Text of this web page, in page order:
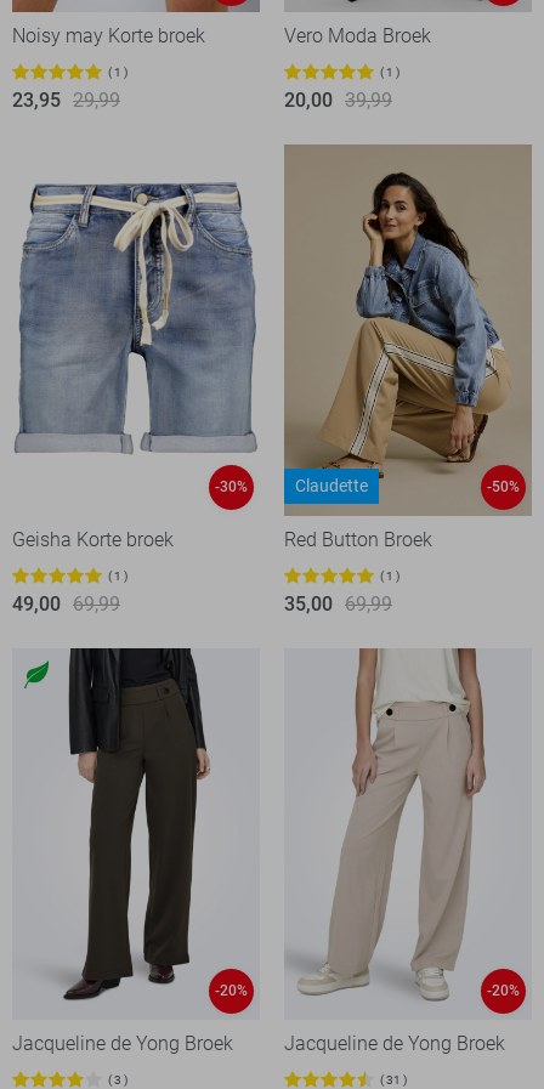
Noisy may Korte broek
1
23,95 29,99
Vero Moda Broek
1
20,00 39,99
-30%
Geisha Korte broek
1
49,00 69,99
Claudette -50%
Red Button Broek
1
35,00 69,99
-20%
Jacqueline de Yong Broek
3
-20%
Jacqueline de Yong Broek
31